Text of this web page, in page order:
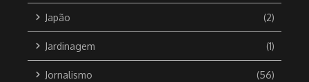
Japão (2)
Jardinagem (1)
Jornalismo (56)